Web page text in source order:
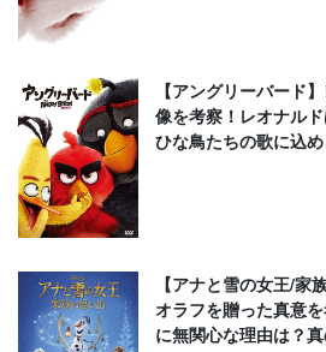
【アングリーバード
像を考察！レオナル
ひな鳥たちの歌に込
【アナと雪の女王/家
オラフを贈った真意
に無関心な理由は？